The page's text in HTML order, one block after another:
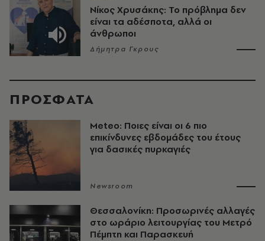
Νίκος Χρυσάκης: Το πρόβλημα δεν
είναι τα αδέσποτα, αλλά οι
άνθρωποι
Δήμητρα Γκρους
ΠΡΟΣΦΑΤΑ
Meteo: Ποιες είναι οι 6 πιο
επικίνδυνες εβδομάδες του έτους
για δασικές πυρκαγιές
Newsroom
Θεσσαλονίκη: Προσωρινές αλλαγές
στο ωράριο λειτουργίας του Μετρό
Πέμπτη και Παρασκευή